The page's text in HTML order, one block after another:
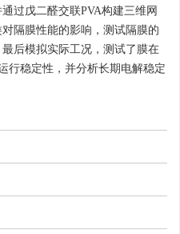
过戊二醛交联PVA构建三维网
隔膜性能的影响，测试隔膜的
后模拟实际工况，测试了膜在
行稳定性，并分析长期电解稳定